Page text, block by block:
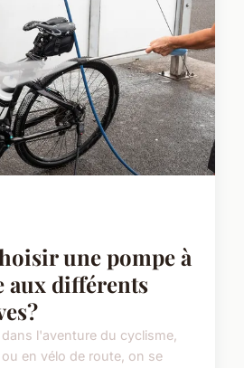
une pompe à
aux différents
l'aventure du cyclisme,
en vélo de route, on se